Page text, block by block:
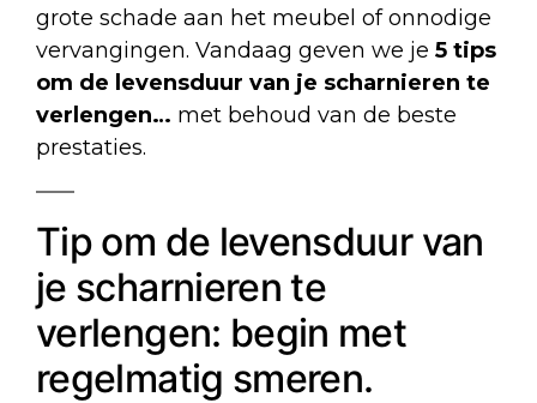
grote schade aan het meubel of onnodige
vervangingen. Vandaag geven we je 5 tips
om de levensduur van je scharnieren te
verlengen… met behoud van de beste
prestaties.
Tip om de levensduur van
je scharnieren te
verlengen: begin met
regelmatig smeren.